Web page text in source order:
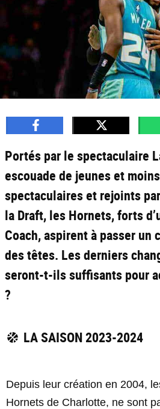
Portés par le spectaculaire
escouade de jeunes et
spectaculaires et rejoints
la Draft, les Hornets, forts
Coach, aspirent à passer un
des têtes. Les derniers
seront-t-ils suffisants pour
?
LA SAISON 2023-2024
Depuis leur création en 2004,
Hornets de Charlotte, ne sont